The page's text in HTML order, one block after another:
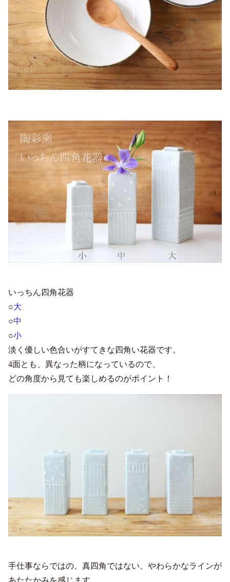
いっちん四角花器
○大
○中
○小
淡く優しい色合いがすてきな四角い花器です。
4面とも、異なった柄になっているので、
どの角度から見ても楽しめるのがポイント！
手仕事ならではの、真四角ではない、やわらかなラインが
あたたかみを感じます。